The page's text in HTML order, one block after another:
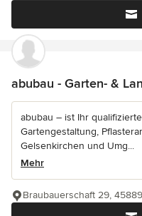
abubau - Garten- &
abubau – ist Ihr
Gartengestaltung,
Gelsenkirchen und Umg...
Mehr
Braubauerschaft 29,